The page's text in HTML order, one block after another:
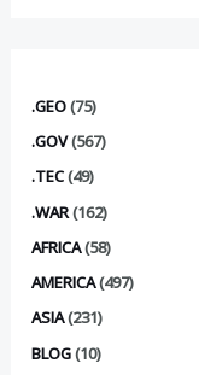
.GEO(75)
.GOV(567)
.TEC(49)
.WAR(162)
AFRICA(58)
AMERICA(497)
ASIA(231)
BLOG(10)